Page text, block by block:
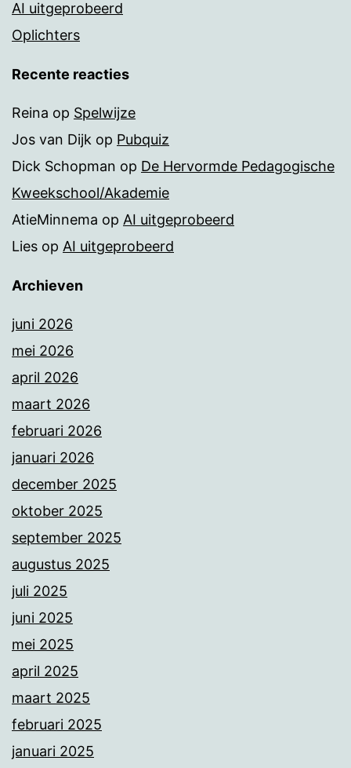
AI uitgeprobeerd
Oplichters
Recente reacties
Reina op Spelwijze
Jos van Dijk op Pubquiz
Dick Schopman op De Hervormde Pedagogische
Kweekschool/Akademie
AtieMinnema op AI uitgeprobeerd
Lies op AI uitgeprobeerd
Archieven
juni 2026
mei 2026
april 2026
maart 2026
februari 2026
januari 2026
december 2025
oktober 2025
september 2025
augustus 2025
juli 2025
juni 2025
mei 2025
april 2025
maart 2025
februari 2025
januari 2025